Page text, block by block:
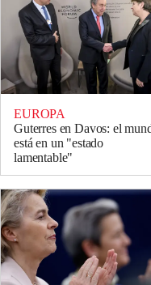
EUROPA
Guterres en Davos: el
está en un "estado
lamentable"